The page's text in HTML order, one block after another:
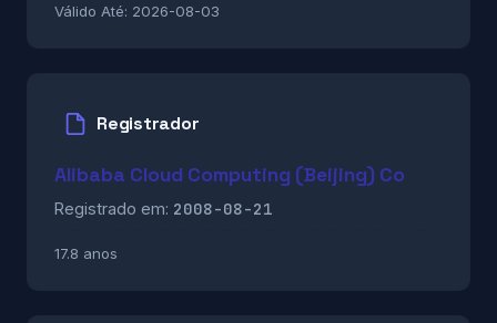
Válido Até: 2026-08-03
Registrador
Alibaba Cloud Computing (Beijing) Co
Registrado em: 2008-08-21
17.8 anos